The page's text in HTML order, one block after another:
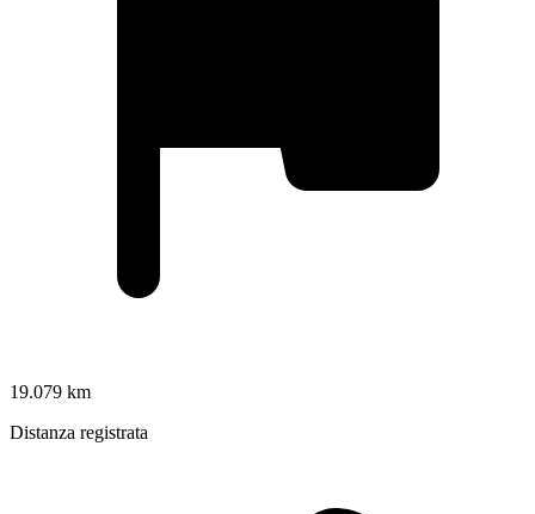
19.079 km
Distanza registrata